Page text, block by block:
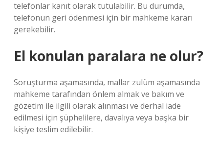
telefonlar kanıt olarak tutulabilir. Bu durumda,
telefonun geri ödenmesi için bir mahkeme kararı
gerekebilir.
El konulan paralara ne olur?
Soruşturma aşamasında, mallar zulüm aşamasında
mahkeme tarafından önlem almak ve bakım ve
gözetim ile ilgili olarak alınması ve derhal iade
edilmesi için şüphelilere, davalıya veya başka bir
kişiye teslim edilebilir.